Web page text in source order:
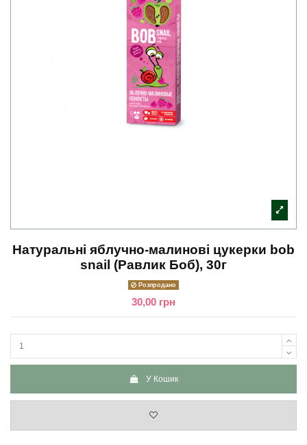
Натуральні яблучно-малинові цукерки bob
snail (Равлик Боб), 30г
Розпродано
30,00 грн
У Кошик